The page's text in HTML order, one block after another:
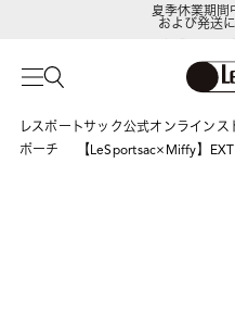
LeSportsac
ポイントアッ
および発送
レスポートサック公式オンラインス
ポーチ
【LeSportsac×Miffy】